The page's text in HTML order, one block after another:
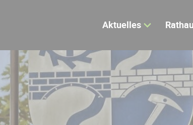
Aktuelles